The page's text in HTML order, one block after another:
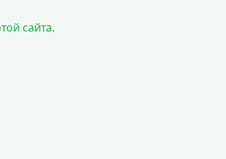
сайта.